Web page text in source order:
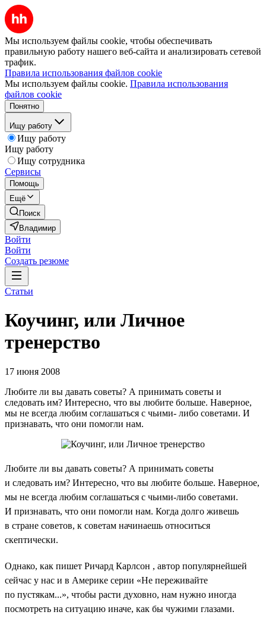
Мы используем файлы cookie, чтобы обеспечивать
правильную работу нашего веб-сайта и анализировать сетевой
трафик.
Правила использования файлов cookie
Мы используем файлы cookie. Правила использования
файлов cookie
Понятно
Ищу работу
Ищу работу
Ищу работу
Ищу сотрудника
Сервисы
Помощь
Ещё
Поиск
Владимир
Войти
Войти
Создать резюме
Статьи
Коучинг, или Личное
тренерство
17 июня 2008
Любите ли вы давать советы? А принимать советы и
следовать им? Интересно, что вы любите больше. Наверное,
мы не всегда любим соглашаться с чьими- либо советами. И
признавать, что они помогли нам.
Любите ли вы давать советы? А принимать советы
и следовать им? Интересно, что вы любите больше. Наверное,
мы не всегда любим соглашаться с чьими-либо советами.
И признавать, что они помогли нам. Когда долго живешь
в стране советов, к советам начинаешь относиться
скептически.
Однако, как пишет Ричард Карлсон , автор популярнейшей
сейчас у нас и в Америке серии «Не переживайте
по пустякам...», чтобы расти духовно, нам нужно иногда
посмотреть на ситуацию иначе, как бы чужими глазами.